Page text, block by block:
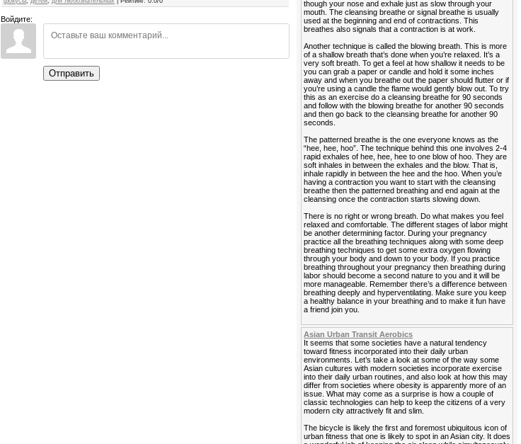
Войдите:
Отправить
though your nose and exhale just as slow through your
mouth. The cleansing breathe or signal breathe is usually
used at the beginning and end of contractions. This
breathes also signals that a contraction is at work.
Another technique is called the blowing breath. This is more
of a shallow breath that’s done when you’re relaxed. It’s a
very soft breath. To get a feel at how shallow it needs to be
you can grab a paper or candle and hold it some inches
away and when you breathe out the paper should flutter or if
you’re using a candle the flame would gently blow out. To try
this as an exercise do a cleansing breathe for 90 seconds
and follow with the blowing breathe for another 90 seconds
and then go back to the cleansing breathe for another 90
seconds.
The patterned breathe is the one everyone knows as the
“hee, hee, hoo”. The technique behind this one involves 2-4
rapid exhales of hee, hee, hee to one blow of hoo. They are
soft inhales in between the exhales and the blow. That is,
inhale rapidly in between the hee and the hoo. When you’e
having a contraction you want to start with the cleansing
breathe then the patterned breathing and end again at the
cleansing once the contraction starts slowing down.
There is no right or wrong breath. Do what makes you feel
relaxed and comfortable. The different stages of labor might
be another determining factor. During your pregnancy
practice all the breathing techniques along with some deep
breathing techniques to get some extra oxygen flowing
through your body and down to your body. If you practice
breathing throughout your pregnancy then breathing during
labor should become a second nature to you and it will be
more manageable. Remember there’s a difference between
breathing deeply and hyperventilating. Make sure you keep
a healthy balance in your breathing and to make it fun have
a friend join you.
Asian Urban Transit Aerobics
It seems that some societies have a natural tendency
toward fitness incorporated into their daily urban
environments. Let’s take a look at some of the way some
Asian cultures with modern societies incorporate exercise
into their daily urban routines, and also look at how this may
differ from societies where obesity is apparently more of an
issue. What may come as a surprise is how a couple of
classic technologies can help to keep the citizens of a very
modern city attractively fit and slim.
The bicycle is likely the first and foremost ubiquitous icon of
urban fitness that one is likely to spot in an Asian city. It does